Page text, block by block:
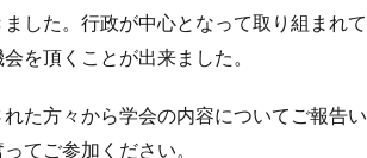
した。行政が中心となって取り組まれて
を頂くことが出来ました。
た方々から学会の内容についてご報告い
てご参加ください。